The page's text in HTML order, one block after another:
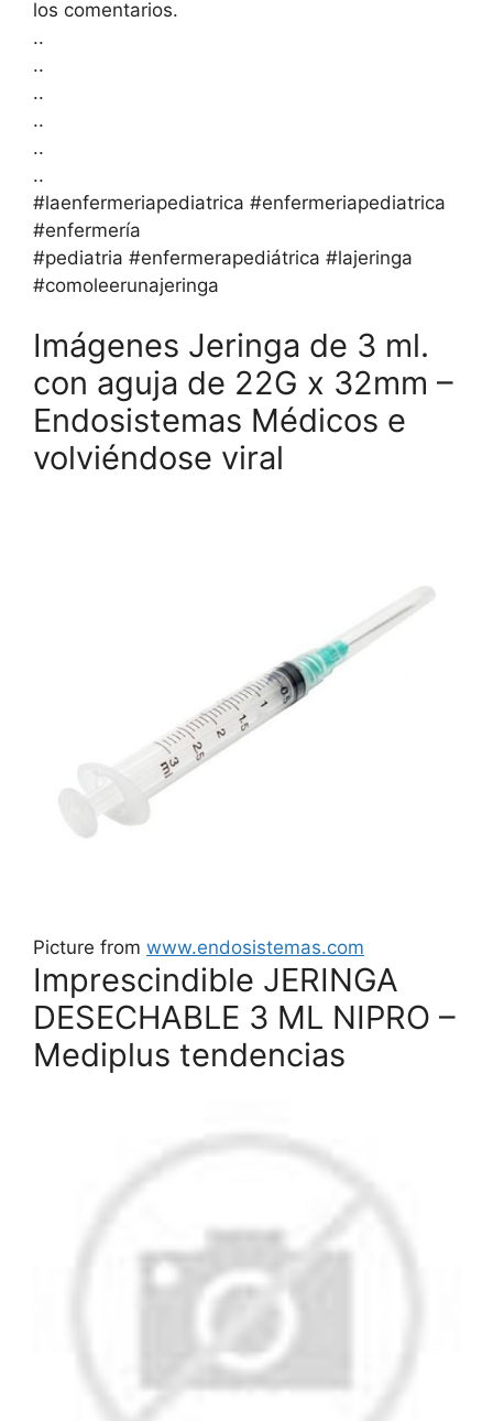
los comentarios.
..
..
..
..
..
..
#laenfermeriapediatrica #enfermeriapediatrica
#enfermería
#pediatria #enfermerapediátrica #lajeringa
#comoleerunajeringa
Imágenes Jeringa de 3 ml.
con aguja de 22G x 32mm –
Endosistemas Médicos e
volviéndose viral
Picture from www.endosistemas.com
Imprescindible JERINGA
DESECHABLE 3 ML NIPRO –
Mediplus tendencias